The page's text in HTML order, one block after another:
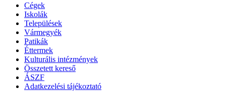
Cégek
Iskolák
Települések
Vármegyék
Patikák
Éttermek
Kulturális intézmények
Összetett kereső
ÁSZF
Adatkezelési tájékoztató